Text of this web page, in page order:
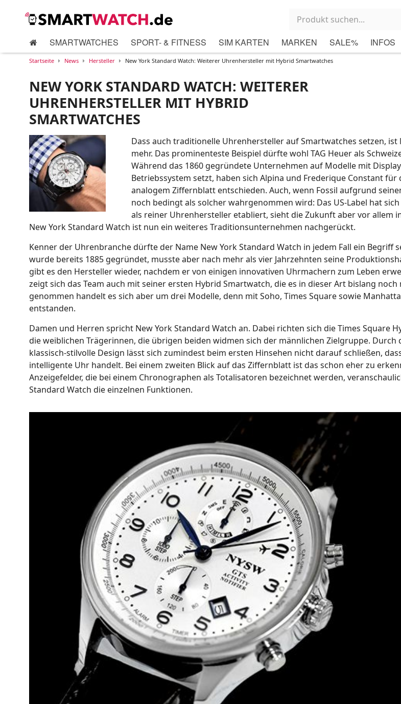
SMARTWATCHES SPORT- & FITNESS SIM KARTEN MARKEN SALE% INFOS
Startseite News Hersteller New York Standard Watch: Weiterer Uhrenhersteller mit Hybrid Smartwatches
NEW YORK STANDARD WATCH: WEITERER
UHRENHERSTELLER MIT HYBRID
SMARTWATCHES
Dass auch traditionelle Uhrenhersteller auf Smartwatches setzen,
mehr. Das prominenteste Beispiel dürfte wohl TAG Heuer als
Während das 1860 gegründete Unternehmen auf Modelle mit
Betriebssystem setzt, haben sich Alpina und Frederique Constant
analogem Ziffernblatt entschieden. Auch, wenn Fossil aufgrund
noch bedingt als solcher wahrgenommen wird: Das US-Label hat
als reiner Uhrenhersteller etabliert, sieht die Zukunft aber vor allem
New York Standard Watch ist nun ein weiteres Traditionsunternehmen nachgerückt.
Kenner der Uhrenbranche dürfte der Name New York Standard Watch in jedem Fall ein Begriff
wurde bereits 1885 gegründet, musste aber nach mehr als vier Jahrzehnten seine
gibt es den Hersteller wieder, nachdem er von einigen innovativen Uhrmachern zum Leben
zeigt sich das Team auch mit seiner ersten Hybrid Smartwatch, die es in dieser Art bislang noch
genommen handelt es sich aber um drei Modelle, denn mit Soho, Times Square sowie
entstanden.
Damen und Herren spricht New York Standard Watch an. Dabei richten sich die Times Square
die weiblichen Trägerinnen, die übrigen beiden widmen sich der männlichen Zielgruppe. Durch
klassisch-stilvolle Design lässt sich zumindest beim ersten Hinsehen nicht darauf schließen,
intelligente Uhr handelt. Bei einem zweiten Blick auf das Ziffernblatt ist das schon eher zu
Anzeigefelder, die bei einem Chronographen als Totalisatoren bezeichnet werden,
Standard Watch die einzelnen Funktionen.